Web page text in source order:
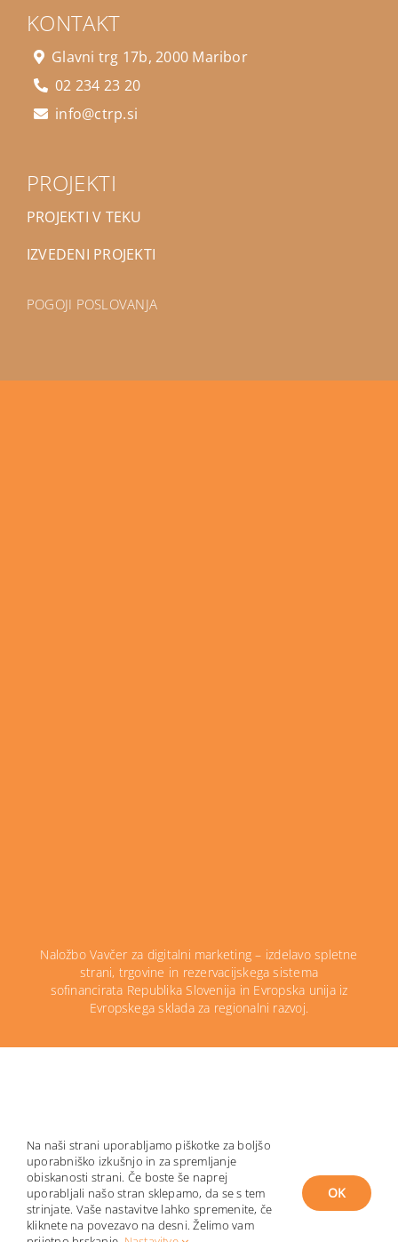
KONTAKT
Glavni trg 17b, 2000 Maribor
02 234 23 20
info@ctrp.si
PROJEKTI
PROJEKTI V TEKU
IZVEDENI PROJEKTI
POGOJI POSLOVANJA
Naložbo Vavčer za digitalni marketing – izdelavo spletne
strani, trgovine in rezervacijskega sistema
sofinancirata Republika Slovenija in Evropska unija iz
Evropskega sklada za regionalni razvoj.
© 2026 | Izdelava:IT Melona
Na naši strani uporabljamo piškotke za boljšo
uporabniško izkušnjo in za spremljanje
obiskanosti strani. Če boste še naprej
uporabljali našo stran sklepamo, da se s tem
strinjate. Vaše nastavitve lahko spremenite, če
kliknete na povezavo na desni. Želimo vam
OK